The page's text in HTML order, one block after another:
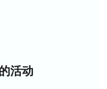
送到您的电子邮件地址。
活动